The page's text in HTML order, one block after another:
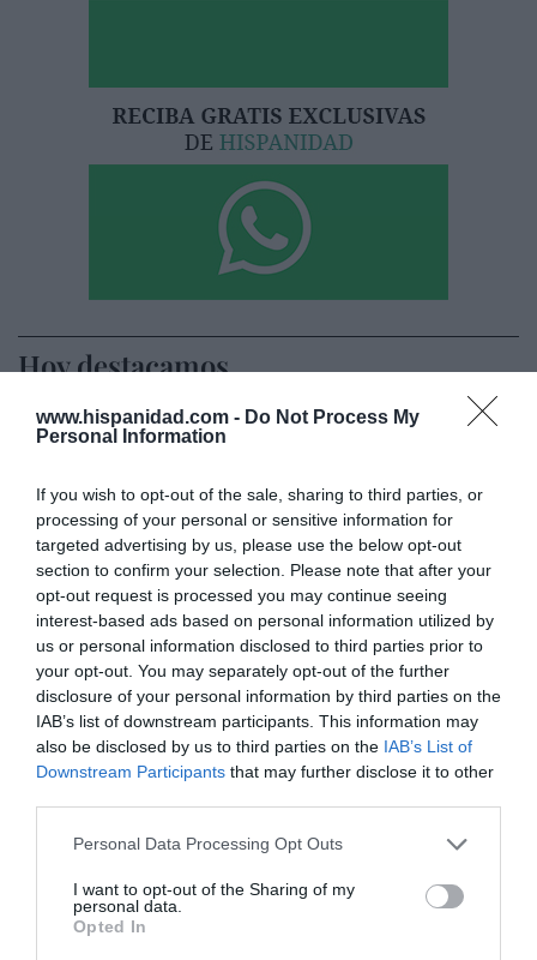
www.hispanidad.com - Do Not Process My
Personal Information
If you wish to opt-out of the sale, sharing to third parties, or
processing of your personal or sensitive information for
targeted advertising by us, please use the below opt-out
section to confirm your selection. Please note that after your
opt-out request is processed you may continue seeing
interest-based ads based on personal information utilized by
us or personal information disclosed to third parties prior to
your opt-out. You may separately opt-out of the further
disclosure of your personal information by third parties on the
IAB’s list of downstream participants. This information may
also be disclosed by us to third parties on the IAB’s List of
Downstream Participants that may further disclose it to other
Personal Data Processing Opt Outs
I want to opt-out of the Sharing of my
personal data.
Opted In
Hoy destacamos
El desastre de los laudos de renovables: los
acreedores estiman que la inseguridad
Cristina Martín
ECONOMÍA
Seamos más responsables: no siempre el
banco tiene la culpa
Eulogio López 08/08/26 06:00
SOCIEDAD
Memes. Mohamed en la boya
Redacción 08/08/26 06:00
INTERNACIONAL
Colombia. La bancada provida impulsa una
reforma para incluir que el derecho a la vida
es inviolable “desde la fecundación”
José Ángel Gutiérrez